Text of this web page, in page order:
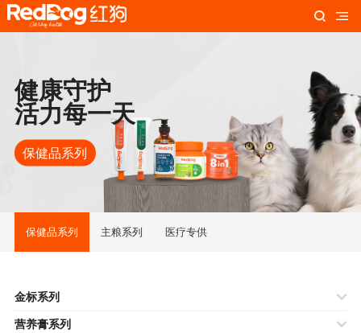
健康守护
活力每一天
保健品系列
保健品系列 主粮系列 医疗专供
金标系列
营养膏系列